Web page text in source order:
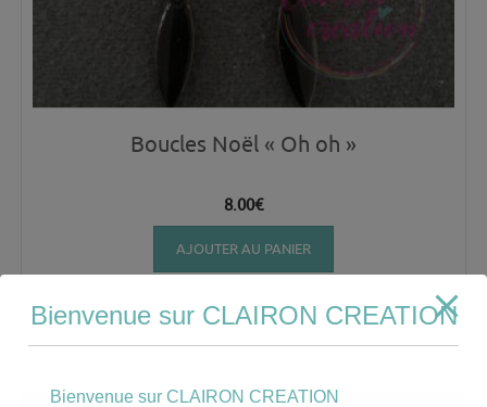
Boucles Noël « Oh oh »
8.00€
AJOUTER AU PANIER
Bienvenue sur CLAIRON CREATION
Bienvenue sur CLAIRON CREATION